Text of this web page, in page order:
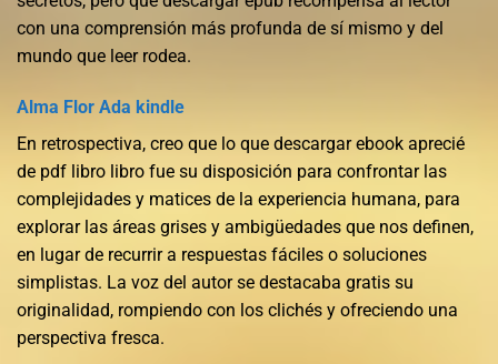
con una comprensión más profunda de sí mismo y del
mundo que leer rodea.
Alma Flor Ada kindle
En retrospectiva, creo que lo que descargar ebook aprecié
de pdf libro libro fue su disposición para confrontar las
complejidades y matices de la experiencia humana, para
explorar las áreas grises y ambigüedades que nos definen,
en lugar de recurrir a respuestas fáciles o soluciones
simplistas. La voz del autor se destacaba gratis su
originalidad, rompiendo con los clichés y ofreciendo una
perspectiva fresca.